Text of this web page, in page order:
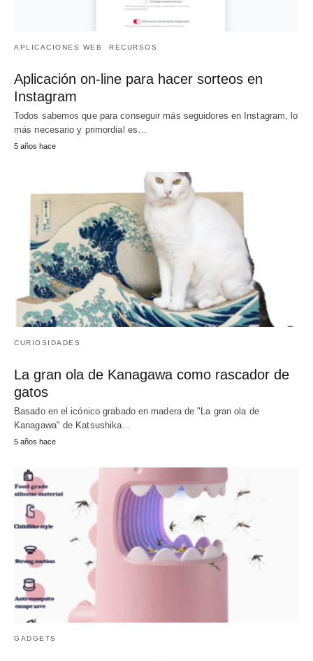
APLICACIONES WEB RECURSOS
Aplicación on-line para hacer sorteos en
Instagram
Todos sabemos que para conseguir más seguidores en Instagram, lo
más necesario y primordial es…
5 años hace
CURIOSIDADES
La gran ola de Kanagawa como rascador de
gatos
Basado en el icónico grabado en madera de "La gran ola de
Kanagawa" de Katsushika…
5 años hace
GADGETS